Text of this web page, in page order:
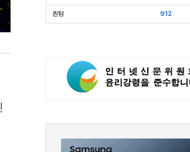
퀀텀 912